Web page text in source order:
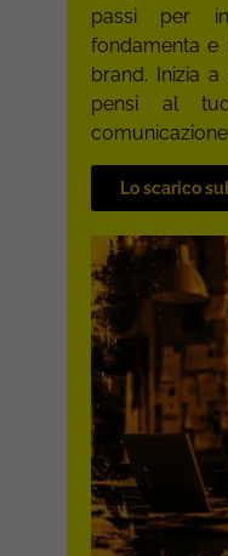
passi per
fondamenta
brand. Inizia
pensi al
Lo scarico